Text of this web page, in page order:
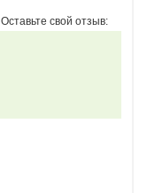
Оставьте свой отзыв: